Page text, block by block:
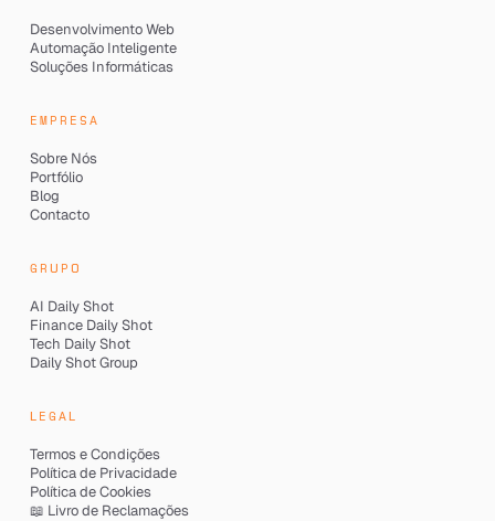
Desenvolvimento Web
Automação Inteligente
Soluções Informáticas
EMPRESA
Sobre Nós
Portfólio
Blog
Contacto
GRUPO
AI Daily Shot
Finance Daily Shot
Tech Daily Shot
Daily Shot Group
LEGAL
Termos e Condições
Política de Privacidade
Política de Cookies
📖 Livro de Reclamações